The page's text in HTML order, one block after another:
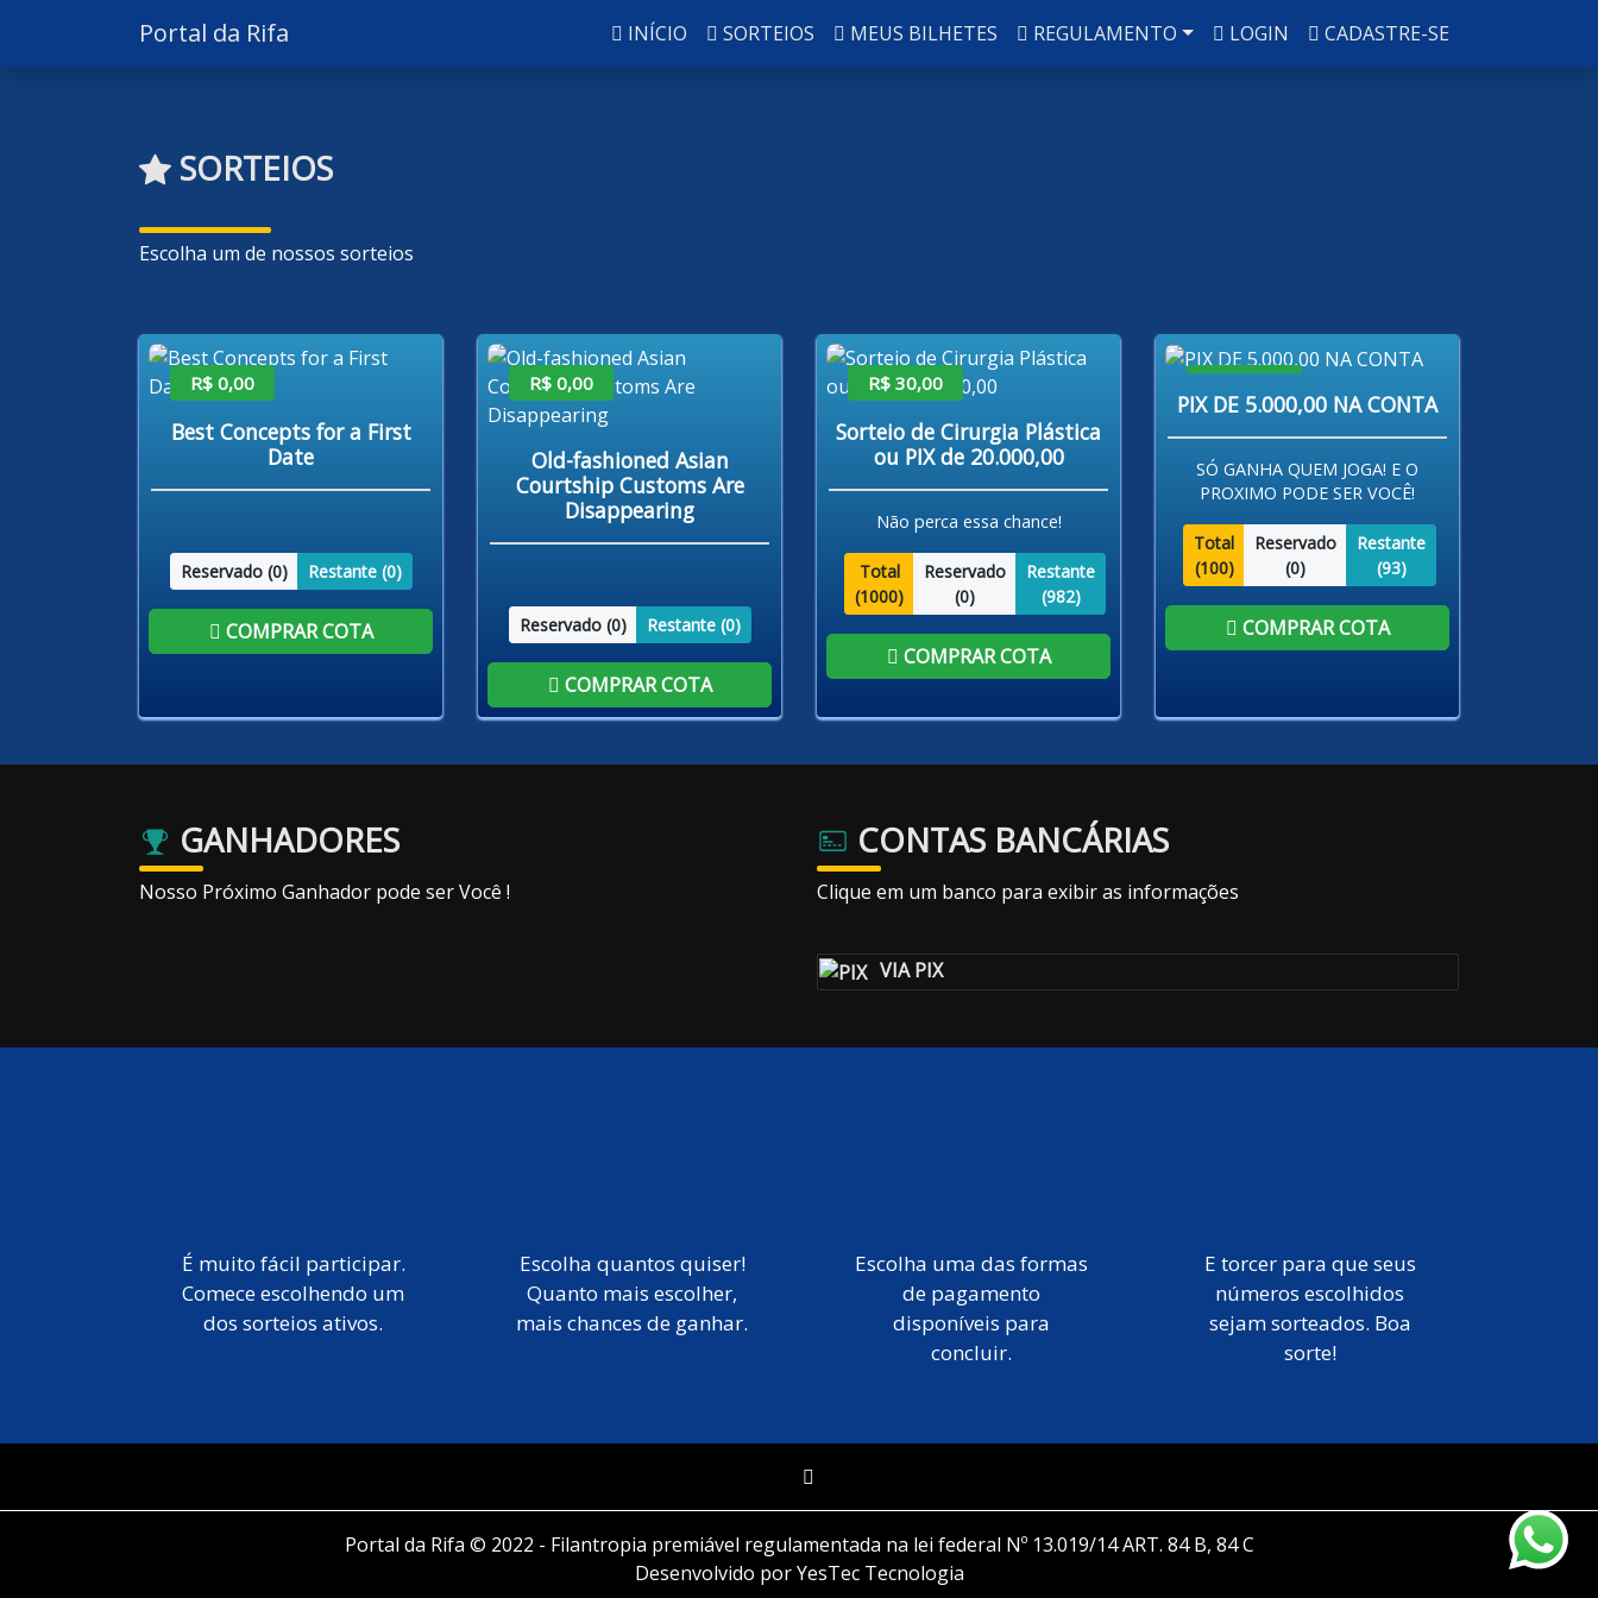
Portal da Rifa INÍCIO SORTEIOS MEUS BILHETES REGULAMENTO LOGIN CADASTRE-SE
SORTEIOS
Escolha um de nossos sorteios
R$ 0,00
Best Concepts for a First
Date
Reservado (0) Restante (0)
COMPRAR COTA
R$ 0,00
Old-fashioned Asian
Courtship Customs Are
Disappearing
Reservado (0) Restante (0)
COMPRAR COTA
R$ 30,00
Sorteio de Cirurgia Plástica
ou PIX de 20.000,00
Não perca essa chance!
Total
(1000)
Reservado
(0)
Restante
(982)
COMPRAR COTA
PIX DE 5.000,00 NA CONTA
SÓ GANHA QUEM JOGA! E O
PROXIMO PODE SER VOCÊ!
Total
(100)
Reservado
(0)
Restante
(93)
COMPRAR COTA
GANHADORES
Nosso Próximo Ganhador pode ser Você !
CONTAS BANCÁRIAS
Clique em um banco para exibir as informações
VIA PIX
É muito fácil participar.
Comece escolhendo um
dos sorteios ativos.
Escolha quantos quiser!
Quanto mais escolher,
mais chances de ganhar.
Escolha uma das formas
de pagamento
disponíveis para
concluir.
E torcer para que seus
números escolhidos
sejam sorteados. Boa
sorte!
Portal da Rifa © 2022 - Filantropia premiável regulamentada na lei federal Nº 13.019/14 ART. 84 B, 84 C
Desenvolvido por YesTec Tecnologia